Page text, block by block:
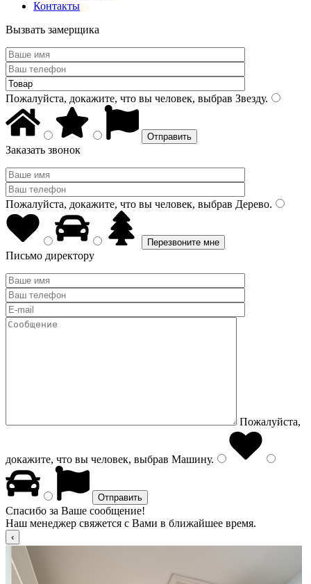
Контакты
Вызвать замерщика
Пожалуйста, докажите, что вы человек, выбрав Звезду.
Заказать звонок
Пожалуйста, докажите, что вы человек, выбрав Дерево.
Письмо директору
Пожалуйста,
докажите, что вы человек, выбрав Машину.
Спасибо за Ваше сообщение!
Наш менеджер свяжется с Вами в ближайшее время.